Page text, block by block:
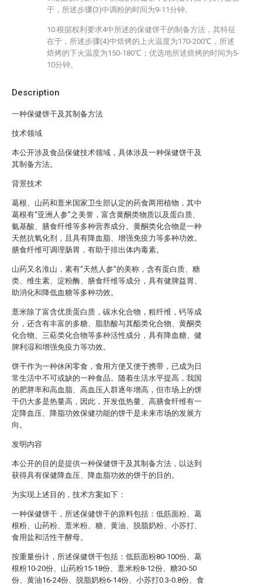
Description
一种保健饼干及其制备方法
技术领域
本公开涉及食品保健技术领域，具体涉及一种保健饼干及
其制备方法。
背景技术
葛根、山药和薏米国家卫生部认定的药食两用植物，其中
葛根有“亚洲人参”之美誉，富含黄酮类物质以及蛋白质、
氨基酸、膳食纤维等多种营养成分。黄酮类化合物是一种
天然抗氧化剂，且具有降血脂、增强免疫力等多种功效。
膳食纤维可调理肠胃，有助于排出体内毒素。
山药又名淮山，素有“天然人参”的美称，含有蛋白质、糖
类、维生素、淀粉酶、膳食纤维等成分，具有健脾益胃、
助消化和降低血糖等多种功效。
薏米除了富含优质蛋白质，碳水化合物，粗纤维，钙等成
分，还含有丰富的多糖、脂肪酸与其酯类化合物、黄酮类
化合物、三萜类化合物等多种活性成分，具有降血糖、健
脾利湿和增强免疫力等功效。
饼干作为一种休闲零食，食用方便又便于携带，已成为日
常生活中不可或缺的一种食品。随着生活水平提高，我国
的肥胖率和高血脂、高血压人群逐年增高，但市场上的饼
干仍大多是热量高，因此，开发低热量、高膳食纤维有一
定降血压、降脂功效保健功能的饼干是未来市场的发展方
向。
发明内容
本公开的目的是提供一种保健饼干及其制备方法，以达到
获得具有保健降血压、降血脂功效的饼干的目的。
为实现上述目的，技术方案如下：
一种保健饼干，所述保健饼干的原料包括：低筋面粉、葛
根粉、山药粉、薏米粉、糖、黄油、脱脂奶粉、小苏打、
食用盐和活性干酵母。
按重量份计，所述保健饼干包括：低筋面粉80-100份、葛
根粉10-20份、山药粉15-18份、薏米粉8-12份、糖30-50
份、黄油16-24份、脱脂奶粉6-14份、小苏打0.3-0.8份、食
于，所述步骤(3)中调粉的时间为9-11分钟。
10.根据权利要求4中所述的保健饼干的制备方法，其特征
在于，所述步骤(4)中焙烤的上火温度为170-200℃，所述
焙烤的下火温度为150-180℃；优选地所述焙烤的时间为5-
10分钟。